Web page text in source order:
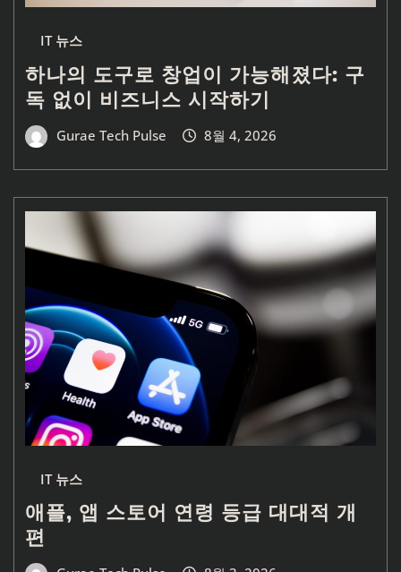
IT 뉴스
하나의 도구로 창업이 가능해졌다: 구
독 없이 비즈니스 시작하기
Gurae Tech Pulse 8월 4, 2026
IT 뉴스
애플, 앱 스토어 연령 등급 대대적 개
편